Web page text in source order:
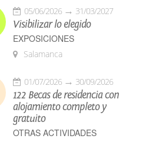
05/06/2026 31/03/2027
Visibilizar lo elegido
EXPOSICIONES
Salamanca
01/07/2026 30/09/2026
122 Becas de residencia con
alojamiento completo y
gratuito
OTRAS ACTIVIDADES